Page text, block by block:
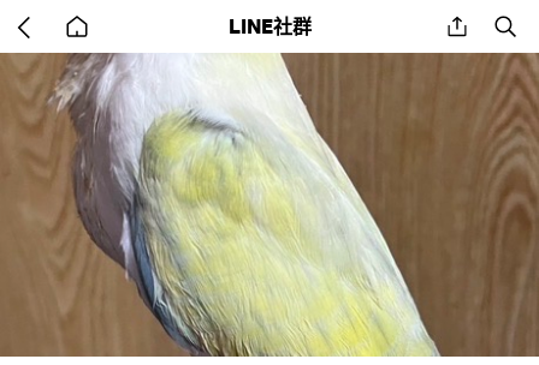
back
to
home
LINE社群 share